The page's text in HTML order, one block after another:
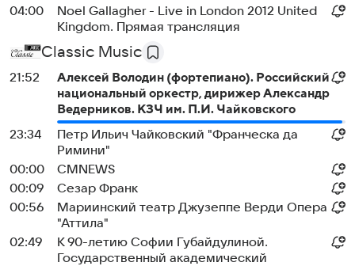
04:00
Noel Gallagher - Live in London 2012 United
Kingdom. Прямая трансляция
Classic Music
21:52
Алексей Володин (фортепиано). Российский
национальный оркестр, дирижер Александр
Ведерников. КЗЧ им. П.И. Чайковского
23:34
Петр Ильич Чайковский "Франческа да
Римини"
00:00
СМNEWS
00:09
Сезар Франк
00:56
Мариинский театр Джузеппе Верди Опера
"Аттила"
02:49
К 90-летию Софии Губайдулиной.
Государственный академический